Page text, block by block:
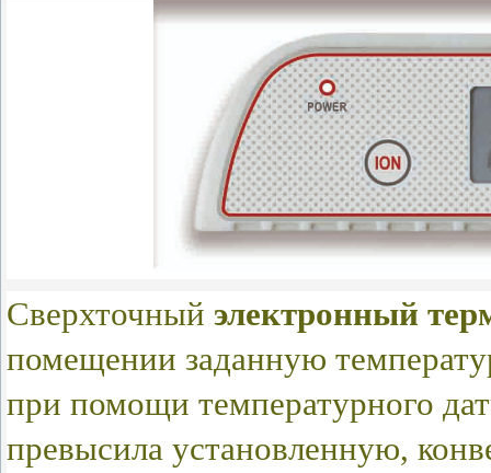
Сверхточный электронный
помещении заданную
при помощи температурного
превысила установленную,